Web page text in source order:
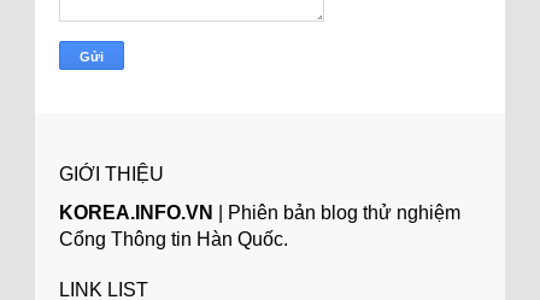
GIỚI THIỆU
KOREA.INFO.VN
| Phiên bản blog thử nghiệm
Cổng Thông tin Hàn Quốc.
LINK LIST